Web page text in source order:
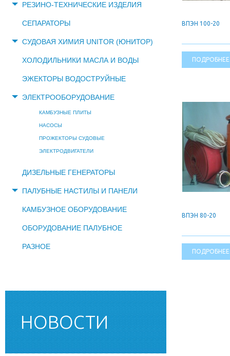
РЕЗИНО-ТЕХНИЧЕСКИЕ ИЗДЕЛИЯ
СЕПАРАТОРЫ
СУДОВАЯ ХИМИЯ UNITOR (ЮНИТОР)
ХОЛОДИЛЬНИКИ МАСЛА И ВОДЫ
ЭЖЕКТОРЫ ВОДОСТРУЙНЫЕ
ЭЛЕКТРООБОРУДОВАНИЕ
КАМБУЗНЫЕ ПЛИТЫ
НАСОСЫ
ПРОЖЕКТОРЫ СУДОВЫЕ
ЭЛЕКТРОДВИГАТЕЛИ
ДИЗЕЛЬНЫЕ ГЕНЕРАТОРЫ
ПАЛУБНЫЕ НАСТИЛЫ И ПАНЕЛИ
КАМБУЗНОЕ ОБОРУДОВАНИЕ
ОБОРУДОВАНИЕ ПАЛУБНОЕ
РАЗНОЕ
НОВОСТИ
ВПЭН 100-20
ПОДРОБНЕЕ
ВПЭН 80-20
ПОДРОБНЕЕ